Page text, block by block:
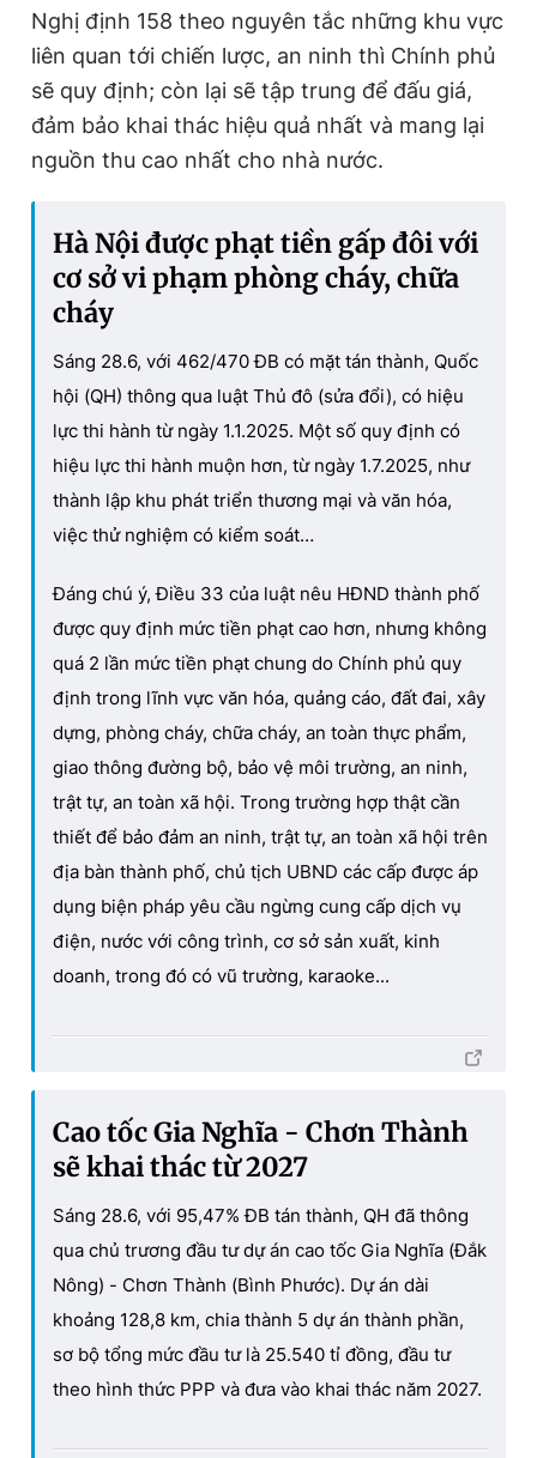
Nghị định 158 theo nguyên tắc những khu vực
liên quan tới chiến lược, an ninh thì Chính phủ
sẽ quy định; còn lại sẽ tập trung để đấu giá,
đảm bảo khai thác hiệu quả nhất và mang lại
nguồn thu cao nhất cho nhà nước.
Hà Nội được phạt tiền gấp đôi với
cơ sở vi phạm phòng cháy, chữa
cháy
Sáng 28.6, với 462/470 ĐB có mặt tán thành, Quốc
hội (QH) thông qua luật Thủ đô (sửa đổi), có hiệu
lực thi hành từ ngày 1.1.2025. Một số quy định có
hiệu lực thi hành muộn hơn, từ ngày 1.7.2025, như
thành lập khu phát triển thương mại và văn hóa,
việc thử nghiệm có kiểm soát…
Đáng chú ý, Điều 33 của luật nêu HĐND thành phố
được quy định mức tiền phạt cao hơn, nhưng không
quá 2 lần mức tiền phạt chung do Chính phủ quy
định trong lĩnh vực văn hóa, quảng cáo, đất đai, xây
dựng, phòng cháy, chữa cháy, an toàn thực phẩm,
giao thông đường bộ, bảo vệ môi trường, an ninh,
trật tự, an toàn xã hội. Trong trường hợp thật cần
thiết để bảo đảm an ninh, trật tự, an toàn xã hội trên
địa bàn thành phố, chủ tịch UBND các cấp được áp
dụng biện pháp yêu cầu ngừng cung cấp dịch vụ
điện, nước với công trình, cơ sở sản xuất, kinh
doanh, trong đó có vũ trường, karaoke...
Cao tốc Gia Nghĩa - Chơn Thành
sẽ khai thác từ 2027
Sáng 28.6, với 95,47% ĐB tán thành, QH đã thông
qua chủ trương đầu tư dự án cao tốc Gia Nghĩa (Đắk
Nông) - Chơn Thành (Bình Phước). Dự án dài
khoảng 128,8 km, chia thành 5 dự án thành phần,
sơ bộ tổng mức đầu tư là 25.540 tỉ đồng, đầu tư
theo hình thức PPP và đưa vào khai thác năm 2027.